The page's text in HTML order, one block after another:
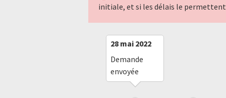
initiale, et si les délais le permettent
28 mai 2022
Demande
envoyée